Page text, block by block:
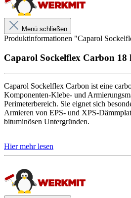
Eigenschaften
Menü schließen
Produktinformationen "Caparol
Caparol Sockelflex Carbon 18
Caparol Sockelflex Carbon ist eine
Komponenten-Klebe- und
Perimeterbereich. Sie eignet sich
Armieren von EPS- und XPS-
bituminösen Untergründen.
Feuchteschutzanstrich oder
und Strukturputzen eingesetzt werden.